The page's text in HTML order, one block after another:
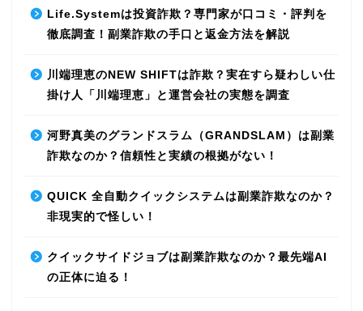
Life.Systemは投資詐欺？専門家が口コミ・評判を
徹底調査！副業詐欺の手口と返金方法を解説
川端理恵のNEW SHIFTは詐欺？実在すら疑わしい仕
掛け人「川端理恵」と運営会社の実態を調査
河野真美のグランドスラム（GRANDSLAM）は副業
詐欺なのか？信頼性と実績の根拠がない！
QUICK 全自動クイックシステムは副業詐欺なのか？
非現実的で怪しい！
クイックサイドジョブは副業詐欺なのか？最先端AI
の正体に迫る！